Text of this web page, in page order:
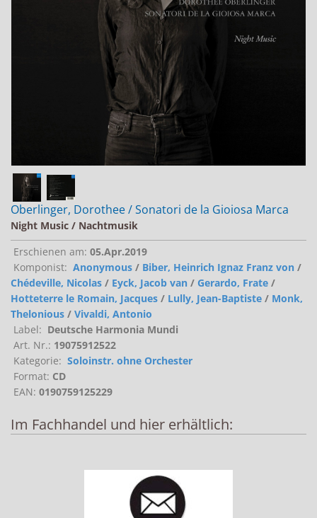
Naxos Deutschland Blog
Oberlinger, Dorothee / Sonatori de la Gioiosa Marca
Night Music / Nachtmusik
Erschienen am: 05.Apr.2019
Komponist: Anonymous / Biber, Heinrich Ignaz Franz von /
Chédeville, Nicolas / Eyck, Jacob van / Gerardo, Frate /
Hotteterre le Romain, Jacques / Lully, Jean-Baptiste / Monk,
Thelonious / Vivaldi, Antonio
Label: Deutsche Harmonia Mundi
Art. Nr.: 19075912522
Kategorie: Soloinstr. ohne Orchester
Format: CD
EAN: 0190759125229
Im Fachhandel und hier erhältlich: